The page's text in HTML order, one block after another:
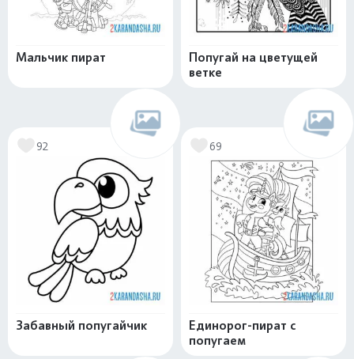
Мальчик пират
Попугай на цветущей
ветке
92
Забавный попугайчик
69
Единорог-пират с
попугаем